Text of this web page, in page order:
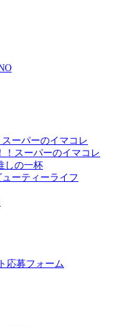
ーパーのイマコレ
！スーパーのイマコレ
しの一杯
ーティーライフ
応募フォーム